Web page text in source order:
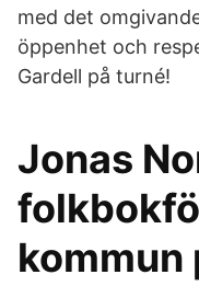
med det
öppenhet och
Gardell på turné!
Jonas
kommun